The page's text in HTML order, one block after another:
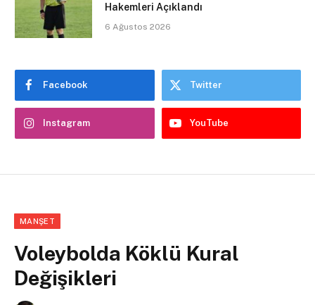
Hakemleri Açıklandı
6 Ağustos 2026
Facebook Twitter
Instagram YouTube
MANŞET
Voleybolda Köklü Kural
Değişikleri